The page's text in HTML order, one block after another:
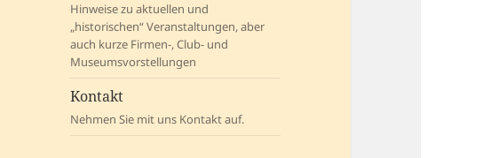
Hinweise zu aktuellen und
„historischen“ Veranstaltungen, aber
auch kurze Firmen-, Club- und
Museumsvorstellungen
Kontakt
Nehmen Sie mit uns Kontakt auf.